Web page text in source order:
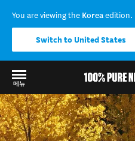
You are viewing the Koreaedition.
Switch to United States
메뉴
Back to my results